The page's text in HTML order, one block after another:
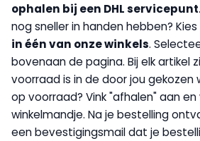
ophalen bij een DHL servicepunt
nog sneller in handen hebben?
in één van onze winkels.
bovenaan de pagina. Bij elk artikel
voorraad is in de door jou gekozen
op voorraad? Vink "afhalen" aan
winkelmandje. Na je bestelling
een bevestigingsmail dat je